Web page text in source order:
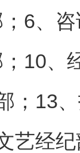
6、
10、
；13
艺经